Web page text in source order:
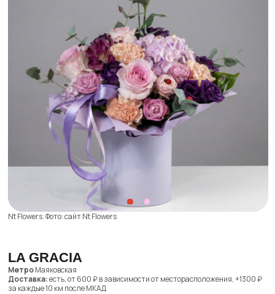
По вопросам сотрудничества вы можете написать
Получать рассылку для друзей
Я подтверждаю ознакомление сПолитикой
конфиденциальности и даю
Cогласие
на обработку моих персональных данных
на получение уведомлений
в форме рассылки
Жду письмо
© ИП Абибуллаева Э.Э. Все права защищены